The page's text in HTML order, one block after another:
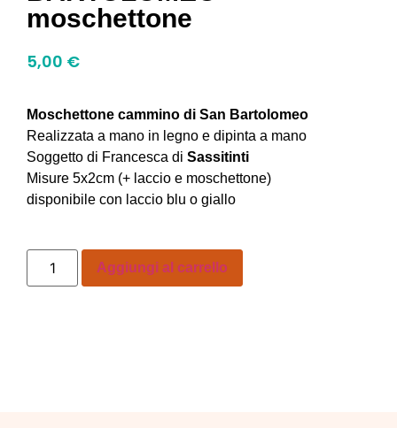
moschettone
5,00 €
Moschettone cammino di San Bartolomeo
Realizzata a mano in legno e dipinta a mano
Soggetto di Francesca di Sassitinti
Misure 5x2cm (+ laccio e moschettone)
disponibile con laccio blu o giallo
Aggiungi al carrello